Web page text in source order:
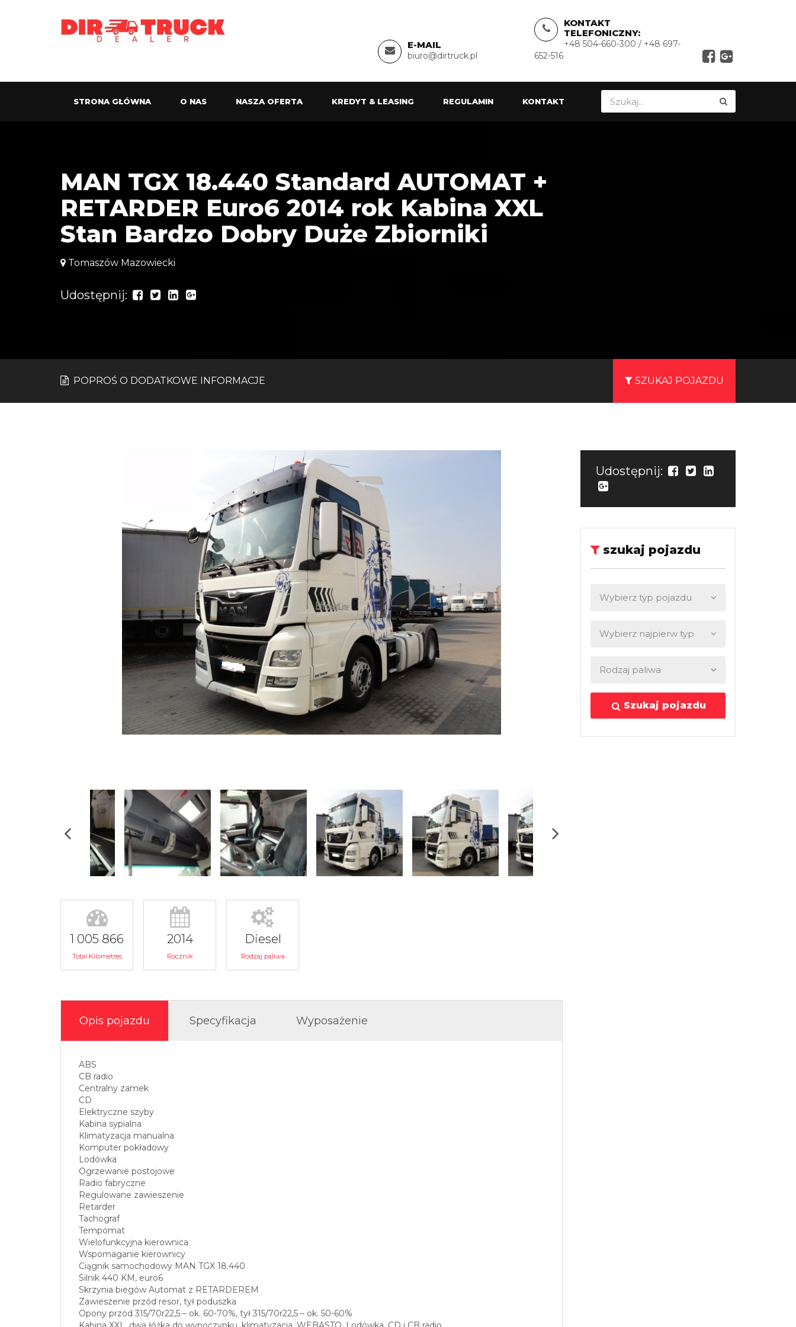
E-MAIL
biuro@dirtruck.pl
KONTAKT
TELEFONICZNY:
+48 504-660-300 / +48 697-
652-516
STRONA GŁÓWNA O NAS NASZA OFERTA KREDYT & LEASING REGULAMIN KONTAKT
MAN TGX 18.440 Standard AUTOMAT +
RETARDER Euro6 2014 rok Kabina XXL
Stan Bardzo Dobry Duże Zbiorniki
Tomaszów Mazowiecki
Udostępnij:
SZUKAJ POJAZDU
POPROŚ O DODATKOWE INFORMACJE
1 005 866
Total Kilometres
2014
Rocznik
Diesel
Rodzaj paliwa
Opis pojazdu Specyfikacja Wyposażenie
ABS
CB radio
Centralny zamek
CD
Elektryczne szyby
Kabina sypialna
Klimatyzacja manualna
Komputer pokładowy
Lodówka
Ogrzewanie postojowe
Radio fabryczne
Regulowane zawieszenie
Retarder
Tachograf
Tempomat
Wielofunkcyjna kierownica
Wspomaganie kierownicy
Ciągnik samochodowy MAN TGX 18.440
Silnik 440 KM, euro6
Skrzynia biegów Automat z RETARDEREM
Zawieszenie przód resor, tył poduszka
Opony przód 315/70r22,5 – ok. 60-70%, tył 315/70r22,5 – ok. 50-60%
Udostępnij:
szukaj pojazdu
Szukaj pojazdu